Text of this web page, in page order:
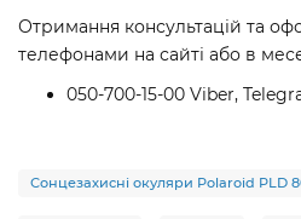
Отримання консультацій та
телефонами на сайті або в
050-700-15-00 Viber,
Сонцезахисні окуляри Polaroid PLD